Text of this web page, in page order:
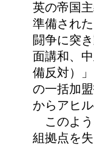
英の帝国
準備され
闘争に突
面講和、
備反対）
の一括加
からアヒ
このよう
組拠点を